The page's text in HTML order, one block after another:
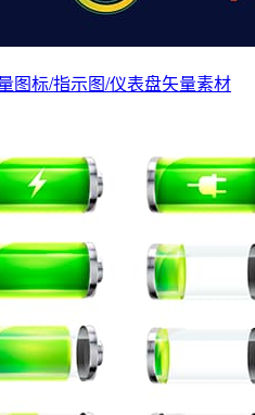
图标/指示图/仪表盘矢量素材